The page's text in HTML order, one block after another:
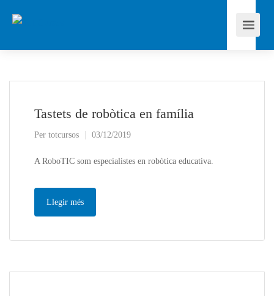
Tastets de robòtica en família
Per totcursos 03/12/2019
A RoboTIC som especialistes en robòtica educativa.
Llegir més